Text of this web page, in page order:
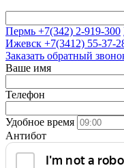
Пермь +7(342) 2-919-300
Ижевск +7(3412) 55-37-
Заказать обратный
Ваше имя
Телефон
Удобное время
Антибот